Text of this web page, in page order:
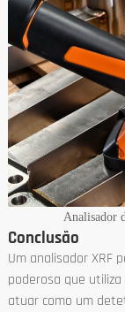
Analisador
Conclusão
Um analisador XRF
poderosa que
atuar como um